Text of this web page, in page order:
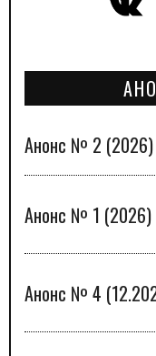
Анонс № 2 (2026)
Анонс № 1 (2026)
Анонс № 4